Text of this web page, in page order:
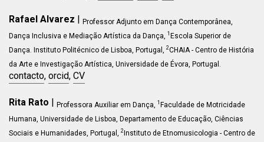
Rafael Alvarez | Professor Adjunto em Dança Contemporânea,
Dança Inclusiva e Mediação Artística da Dança, 1 Escola Superior de
Dança. Instituto Politécnico de Lisboa, Portugal, 2CHAIA - Centro de História
da Arte e Investigação Artística, Universidade de Évora, Portugal.
contacto, orcid, CV
Rita Rato | Professora Auxiliar em Dança, 1 Faculdade de Motricidade
Humana, Universidade de Lisboa, Departamento de Educação, Ciências
Sociais e Humanidades, Portugal, 2Instituto de Etnomusicologia - Centro de